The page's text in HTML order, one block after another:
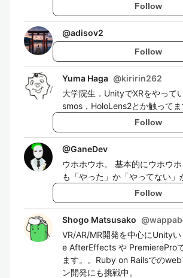
Follow
@adisov2
Follow
Yuma Haga @kiririn262
大学院生．UnityでXRをやって
smos，HoloLens2とか触ってま
Follow
@GaneDev
ウホホウホ。 基本的にウホウ
も「やった」か「やってない」
Follow
Shogo Matsusako @
VR/AR/MR開発を中心にUnity
e AfterEffects や PremierePro
ます。。Ruby on Railsでの
ン開発にも挑戦中。